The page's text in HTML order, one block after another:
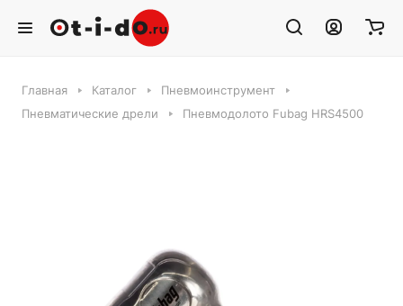
Главная Каталог
Пневмоинструмент
Пневматические дрели
Пневмодолото Fubag HRS4500